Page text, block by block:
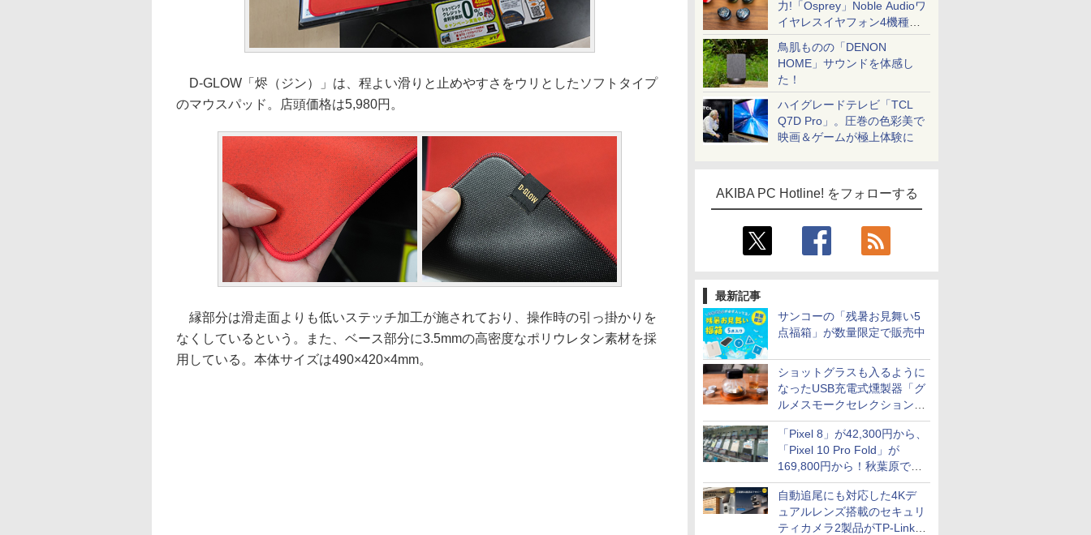
力!「Osprey」Noble Audioワ
イヤレスイヤフォン4機種を
一気に聴く
鳥肌ものの「DENON
HOME」サウンドを体感し
た！
ハイグレードテレビ「TCL
Q7D Pro」。圧巻の色彩美で
映画＆ゲームが極上体験に
AKIBA PC Hotline! をフォローする
最新記事
サンコーの「残暑お見舞い5
点福箱」が数量限定で販売中
ショットグラスも入るように
なったUSB充電式燻製器「グ
ルメスモークセレクション
2」がサンコーから
「Pixel 8」が42,300円から、
「Pixel 10 Pro Fold」が
169,800円から！秋葉原で中
古のPixelシリーズがお買い得
自動追尾にも対応した4Kデ
ュアルレンズ搭載のセキュリ
ティカメラ2製品がTP-Linkか
D-GLOW「烬（ジン）」は、程よい滑りと止めやすさをウリとしたソフトタイプ
のマウスパッド。店頭価格は5,980円。
縁部分は滑走面よりも低いステッチ加工が施されており、操作時の引っ掛かりを
なくしているという。また、ベース部分に3.5mmの高密度なポリウレタン素材を採
用している。本体サイズは490×420×4mm。